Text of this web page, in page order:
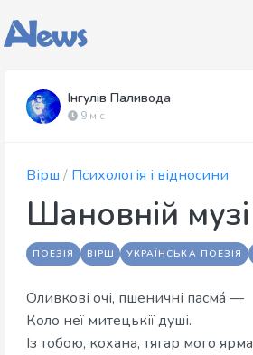
Інгулів Паливода
9 міс
Вірш / Психологія і відносини
Шановній музі
ПОЕЗІЯ ВІРШ УКРАЇНСЬКА ПОЕЗІЯ
Оливкові очі, пшеничні пасма́ —
​Коло неї митецькії душі.
​Із тобою, кохана, тягар мого ярма